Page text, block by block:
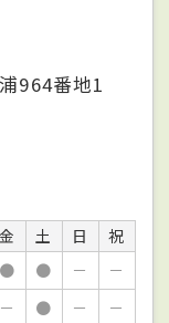
964番地1
金 土 日
祝
● ● －
－
－ ● －
－